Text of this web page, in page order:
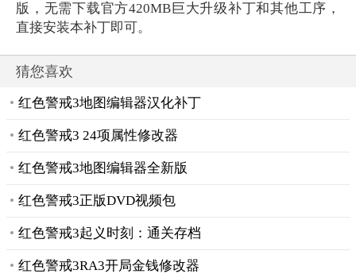
版，无需下载官方420MB巨大升级补丁和其他工序，
直接安装本补丁即可。
猜您喜欢
红色警戒3地图编辑器汉化补丁
红色警戒3 24项属性修改器
红色警戒3地图编辑器全新版
红色警戒3正版DVD视频包
红色警戒3起义时刻：通关存档
红色警戒3RA3开局金钱修改器